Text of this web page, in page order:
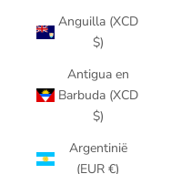
Anguilla (XCD
$)
Antigua en
Barbuda (XCD
$)
Argentinië
(EUR €)